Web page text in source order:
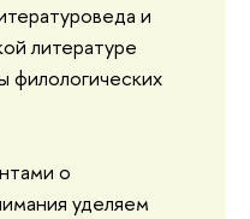
и
литературе
филологических
о
уделяем